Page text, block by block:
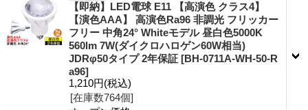
【即納】LED電球 E11 【高演色 クラス4】
【演色AAA】 高演色Ra96 非調光 フリッカー
フリー 中角24° Whiteモデル 昼白色5000K
560lm 7W(ダイクロハロゲン60W相当)
JDRφ50タイプ 2年保証 [BH-0711A-WH-50-R
a96]
1,210円(税込)
[在庫数764個]